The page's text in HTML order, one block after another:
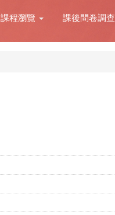
課程瀏覽 課後問卷調查